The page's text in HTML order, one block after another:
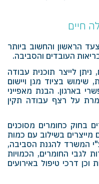
חיים
הראשון והחשוב ביותר
העובדים והסביבה.
לייצר תוכנית עבודה
בציוד מגן ויישום
בארגון. הבנת מאפייני
על רצף עבודה תקין
בחוק כחומרים מסוכנים
בשילוב עם כמות
המשרד להגנת הסביבה,
לגבי החומרים, הכמויות
וכן דרכי טיפול באירועים